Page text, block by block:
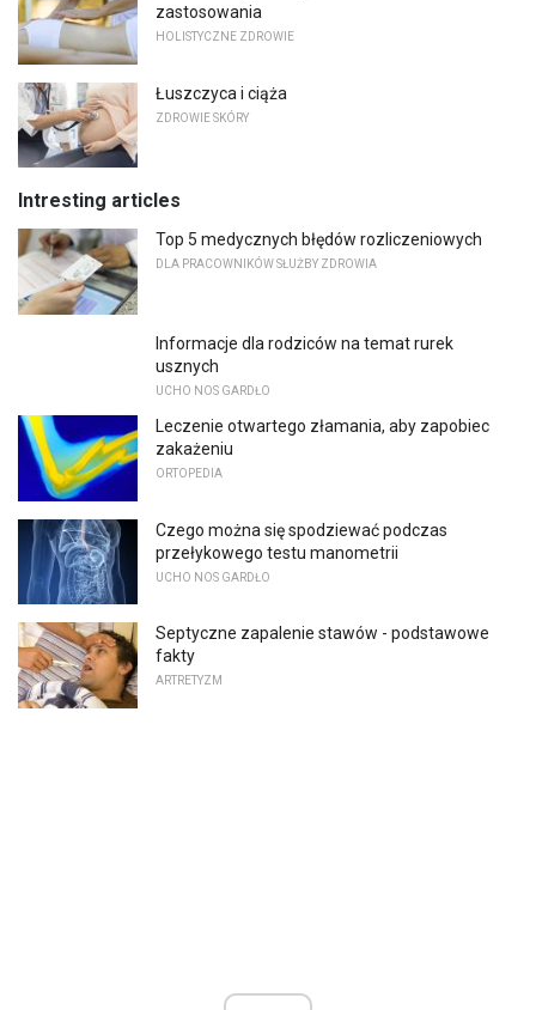
zastosowania
HOLISTYCZNE ZDROWIE
Łuszczyca i ciąża
ZDROWIE SKÓRY
Intresting articles
Top 5 medycznych błędów rozliczeniowych
DLA PRACOWNIKÓW SŁUŻBY ZDROWIA
Informacje dla rodziców na temat rurek
usznych
UCHO NOS GARDŁO
Leczenie otwartego złamania, aby zapobiec
zakażeniu
ORTOPEDIA
Czego można się spodziewać podczas
przełykowego testu manometrii
UCHO NOS GARDŁO
Septyczne zapalenie stawów - podstawowe
fakty
ARTRETYZM